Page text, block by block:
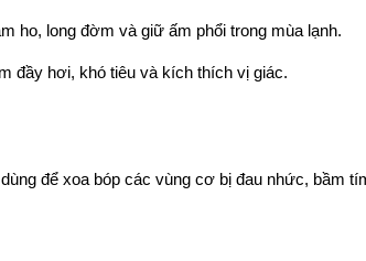
ho, long đờm và giữ ấm phổi trong mùa lạnh.
đầy hơi, khó tiêu và kích thích vị giác.
để xoa bóp các vùng cơ bị đau nhức, bầm